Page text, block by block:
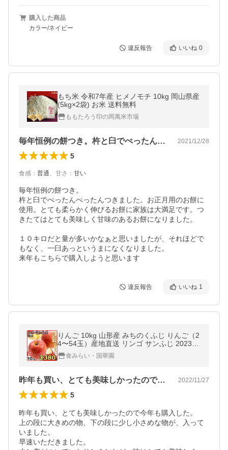
購入した商品
カラー/ネイビー
違反報告 いいね 0
もち米 令和7年産 ヒメノモチ 10kg 岡山県産
(5kg×2袋) お米 送料無料
ももたろう印の岡萬米市場
毎年恒例の餅つき。杵と臼でぺったんぺっ… 2021/12/28
5
食感 ： 普通、 甘さ ： 甘い
毎年恒例の餅つき。
杵と臼でぺったんぺったんつきました。お正月用のお餅に
使用。とても柔らかく伸びるお餅に家族は大満足です。つ
きたてはとても美味しく甘味のあるお餅になりました。
１０キロだと量が多いかなぁと思いましたが、それほどで
もなく、一臼あっというまになくなりました。
来年もこちらで購入しようと思います
違反報告 いいね 1
りんご 10kg 山形産 みちのくふじ りんご（2
4〜54玉）産地直送 リンゴ サンふじ 2023年
新物 国華園（11月下旬より発送予定）
食みらい・国華園
昨年も買い、とても美味しかったので今年… 2022/11/27
5
昨年も買い、とても美味しかったので今年も購入した。
上の段に大きめの物、下の段に少し小さめな物が、入って
いました。
早速いただきました。